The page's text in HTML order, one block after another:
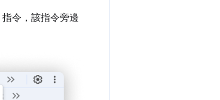
指令，該指令旁邊